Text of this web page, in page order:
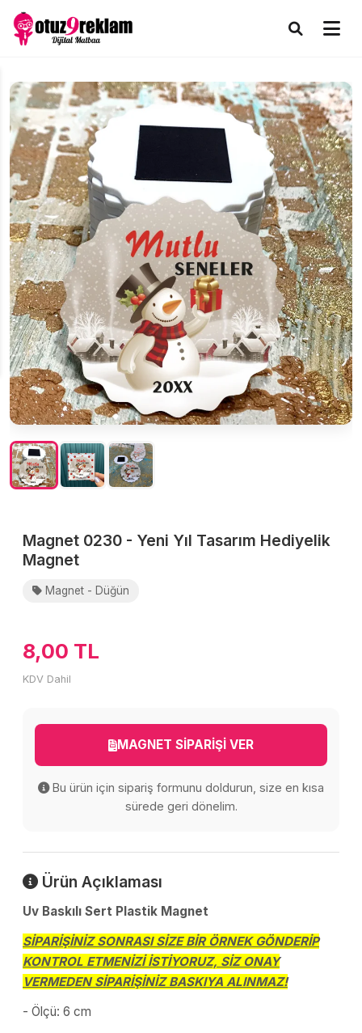
Magnet 0230 - Yeni Yıl Tasarım Hediyelik
Magnet
Magnet - Düğün
8,00 TL
KDV Dahil
MAGNET SİPARİŞİ VER
Bu ürün için sipariş formunu doldurun, size en kısa
sürede geri dönelim.
Ürün Açıklaması
Uv Baskılı Sert Plastik Magnet
SİPARİŞİNİZ SONRASI SİZE BİR ÖRNEK GÖNDERİP
KONTROL ETMENİZİ İSTİYORUZ, SİZ ONAY
VERMEDEN SİPARİŞİNİZ BASKIYA ALINMAZ!
- Ölçü: 6 cm